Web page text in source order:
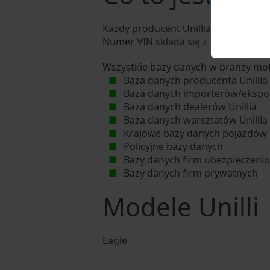
Każdy producent Unillia przypisuje
Numer VIN składa się z 17 cyfr i
Wszystkie bazy danych w branży
Baza danych producenta Unillia
Baza danych importerów/
Baza danych dealerów Unillia
Baza danych warsztatów
Krajowe bazy danych pojazdów
Policyjne bazy danych
Bazy danych firm
Bazy danych firm prywatnych
Modele Unilli
Eagle